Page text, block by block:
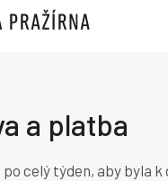
a platba
po celý týden, aby byla